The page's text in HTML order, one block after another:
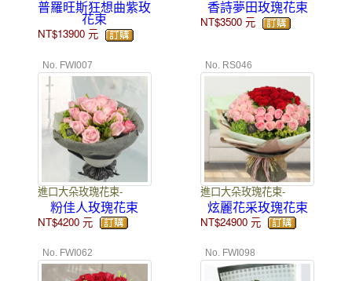
普羅旺斯狂想曲紫玫
花束
NT$13900元
香詩夢田玫瑰花束
NT$3500 元
No. FWI007
進口大朵玫瑰花束-
粉佳人玫瑰花束
NT$4200元
No. RS046
進口大朵玫瑰花束-
炫麗花采玫瑰花束
NT$24900 元
No. FWI062 No. FWI098